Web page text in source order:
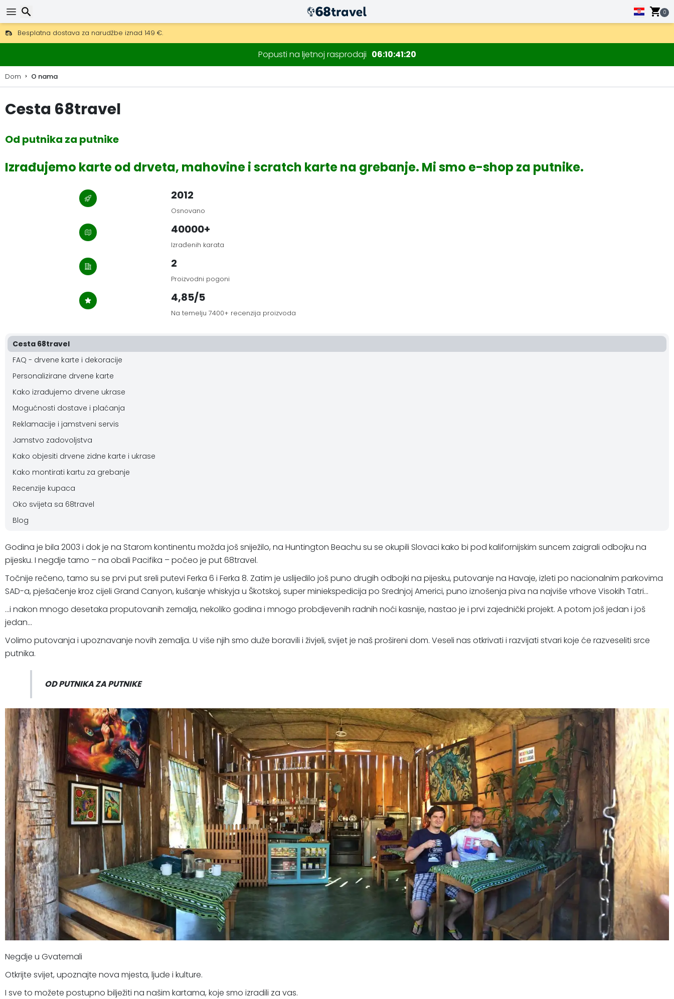
0
Besplatna dostava za narudžbe iznad 149 €.
Mogućnost slanja DHL Expressom (dostava unutar 24 sata)
Popusti na ljetnoj rasprodaji 06104119
Dom O nama
Cesta 68travel
Od putnika za putnike
Izrađujemo karte od drveta, mahovine i scratch karte na grebanje. Mi smo e-shop za putnike.
2012
Osnovano
40000+
Izrađenih karata
2
Proizvodni pogoni
4,85/5
Na temelju 7400+ recenzija proizvoda
Cesta 68travel
FAQ - drvene karte i dekoracije
Personalizirane drvene karte
Kako izrađujemo drvene ukrase
Mogućnosti dostave i plaćanja
Reklamacije i jamstveni servis
Jamstvo zadovoljstva
Kako objesiti drvene zidne karte i ukrase
Kako montirati kartu za grebanje
Recenzije kupaca
Oko svijeta sa 68travel
Blog
Godina je bila 2003 i dok je na Starom kontinentu možda još sniježilo, na Huntington Beachu su se okupili Slovaci kako bi pod kalifornijskim suncem zaigrali odbojku na
pijesku. I negdje tamo – na obali Pacifika – počeo je put 68travel.
Točnije rečeno, tamo su se prvi put sreli putevi Ferka 6 i Ferka 8. Zatim je uslijedilo još puno drugih odbojki na pijesku, putovanje na Havaje, izleti po nacionalnim parkovima
SAD-a, pješačenje kroz cijeli Grand Canyon, kušanje whiskyja u Škotskoj, super miniekspedicija po Srednjoj Americi, puno iznošenja piva na najviše vrhove Visokih Tatri...
...i nakon mnogo desetaka proputovanih zemalja, nekoliko godina i mnogo probdjevenih radnih noći kasnije, nastao je i prvi zajednički projekt. A potom još jedan i još
jedan...
Volimo putovanja i upoznavanje novih zemalja. U više njih smo duže boravili i živjeli, svijet je naš prošireni dom. Veseli nas otkrivati i razvijati stvari koje će razveseliti srce
putnika.
OD PUTNIKA ZA PUTNIKE
Negdje u Gvatemali
Otkrijte svijet, upoznajte nova mjesta, ljude i kulture.
I sve to možete postupno bilježiti na našim kartama, koje smo izradili za vas.